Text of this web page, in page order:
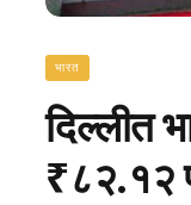
भारत
दिल्लीत
₹८२.१२